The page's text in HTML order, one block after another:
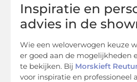
Inspiratie en
advies in de
Wie een weloverwogen keuze
er goed aan de mogelijkheden
te bekijken. Bij Morskieft
voor inspiratie en professioneel